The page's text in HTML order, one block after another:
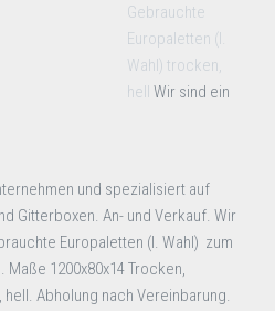
Gebrauchte
Europaletten (I.
Wahl) trocken,
hell Wir sind ein
und spezialisiert auf
Gitterboxen. An- und Verkauf. Wir
Europaletten (I. Wahl) zum
Maße 1200x80x14 Trocken,
hell. Abholung nach Vereinbarung.